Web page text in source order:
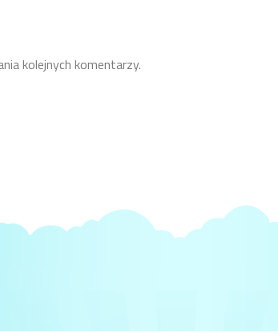
kolejnych komentarzy.